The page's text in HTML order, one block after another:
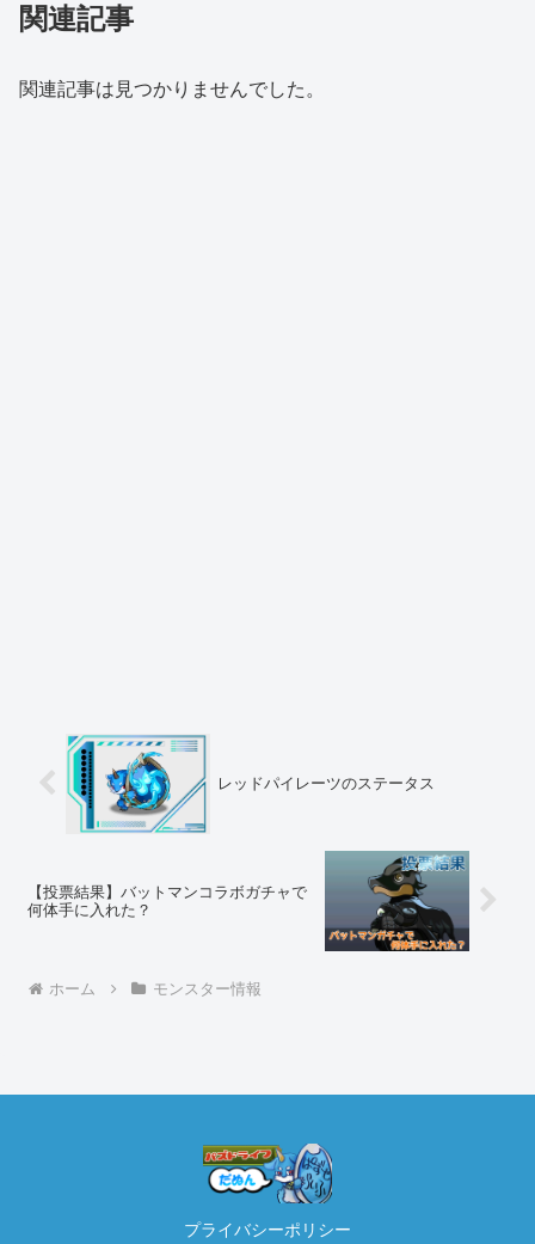
関連記事
関連記事は見つかりませんでした。
レッドパイレーツのステータス
【投票結果】バットマンコラボガチャで
何体手に入れた？
ホーム モンスター情報
プライバシーポリシー